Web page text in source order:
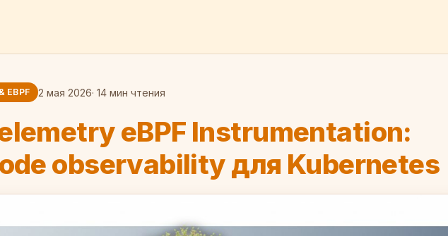
EBPF 2 мая 2026· 14 мин чтения
eBPF Instrumentation:
observability для Kubernetes